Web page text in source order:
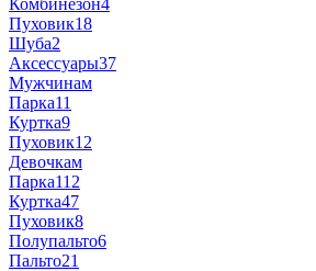
Комбинезон4
Пуховик18
Шуба2
Аксессуары37
Мужчинам
Парка11
Куртка9
Пуховик12
Девочкам
Парка112
Куртка47
Пуховик8
Полупальто6
Пальто21